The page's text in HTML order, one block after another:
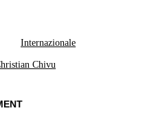
Internazionale
Chivu